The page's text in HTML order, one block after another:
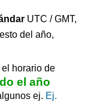
UTC / GMT,
del año,
horario de
el año
ej. Ej.